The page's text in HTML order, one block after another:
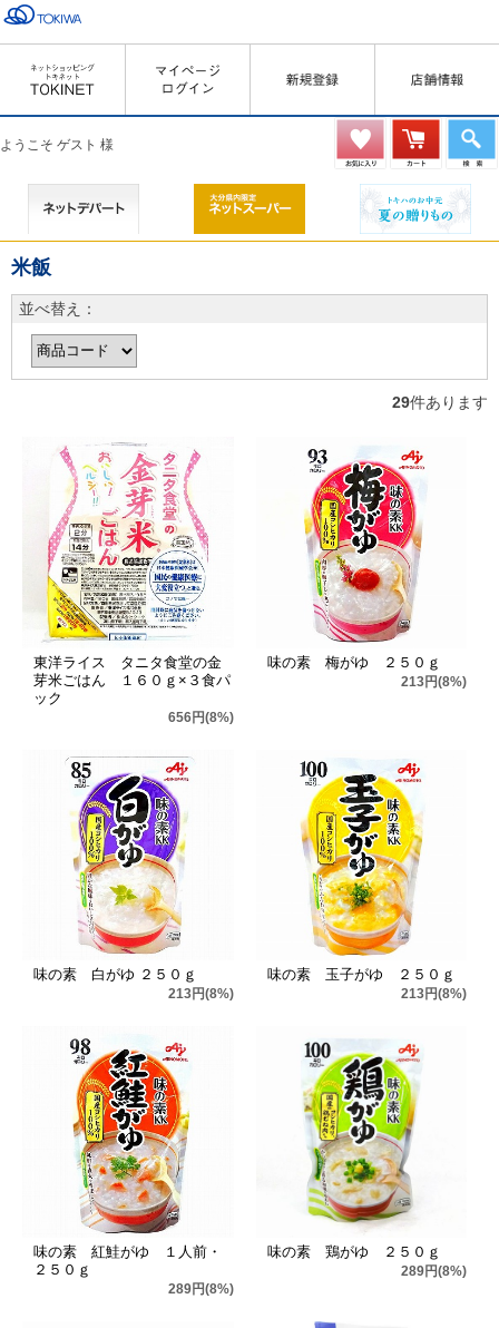
ようこそ ゲスト 様
米飯
並べ替え：
29件あります
東洋ライス タニタ食堂の金
芽米ごはん １６０ｇ×３食パ
ック
656円(8%)
味の素 梅がゆ ２５０ｇ
213円(8%)
味の素 白がゆ ２５０ｇ
213円(8%)
味の素 玉子がゆ ２５０ｇ
213円(8%)
味の素 紅鮭がゆ １人前・
２５０ｇ
289円(8%)
味の素 鶏がゆ ２５０ｇ
289円(8%)